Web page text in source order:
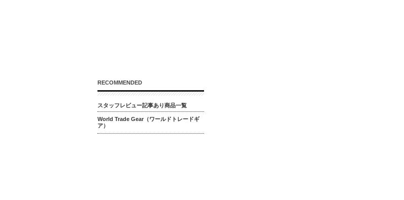
RECOMMENDED
スタッフレビュー記事あり商品一覧
World Trade Gear（ワールドトレードギ
ア）